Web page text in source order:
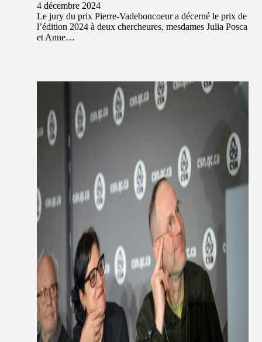
4 décembre 2024
Le jury du prix Pierre-Vadeboncoeur a décerné le prix de
l’édition 2024 à deux chercheures, mesdames Julia Posca
et Anne…